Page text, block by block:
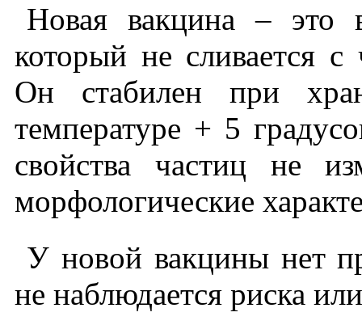
Новая вакцина – это
который не сливается
Он стабилен при
температуре + 5
свойства частиц не
морфологические
У новой вакцины нет
не наблюдается риска